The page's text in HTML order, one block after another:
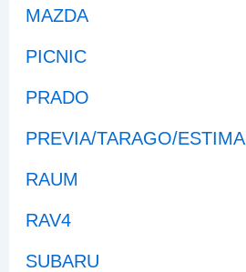
MAZDA
PICNIC
PRADO
PREVIA/TARAGO/ESTIMA
RAUM
RAV4
SUBARU